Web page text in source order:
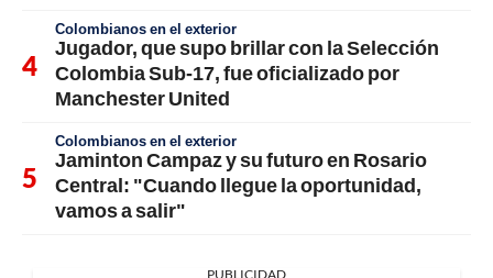
Colombianos en el exterior
Jugador, que supo brillar con la Selección
Colombia Sub-17, fue oficializado por
Manchester United
Colombianos en el exterior
Jaminton Campaz y su futuro en Rosario
Central: "Cuando llegue la oportunidad,
vamos a salir"
PUBLICIDAD